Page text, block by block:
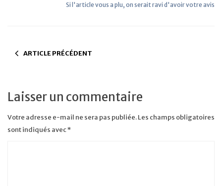
Si l'article vous a plu, on serait ravi d'avoir votre avis
ARTICLE PRÉCÉDENT
Laisser un commentaire
Votre adresse e-mail ne sera pas publiée.Les champs obligatoires
sont indiqués avec*